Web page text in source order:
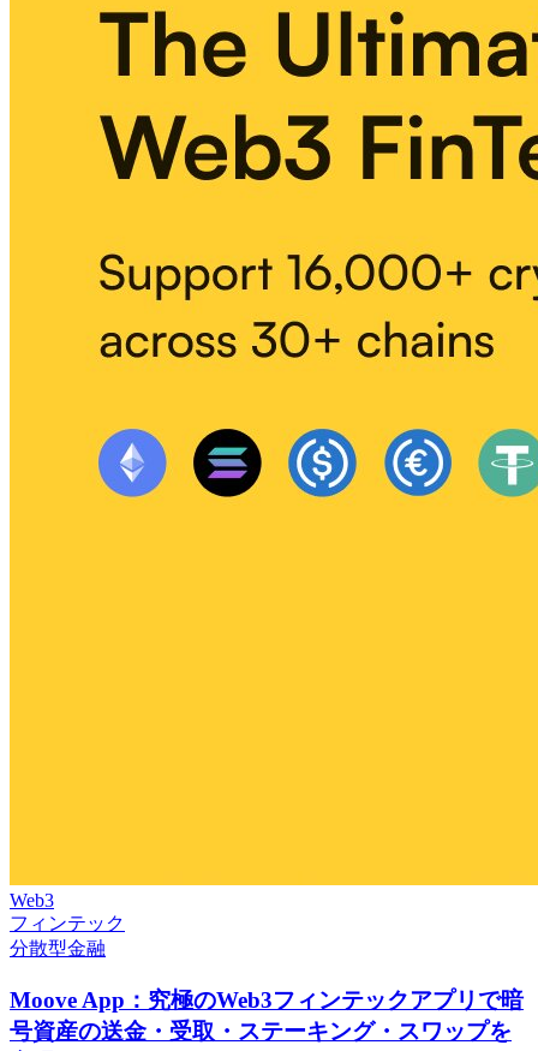
Web3
フィンテック
分散型金融
Moove App：究極のWeb3フィンテックアプリで暗
号資産の送金・受取・ステーキング・スワップを